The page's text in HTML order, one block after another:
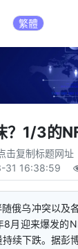
繁體
？1/3的
击复制标题网址
31 16:38:59
俄乌冲突以及
月迎来爆发的
续下跌。据彭